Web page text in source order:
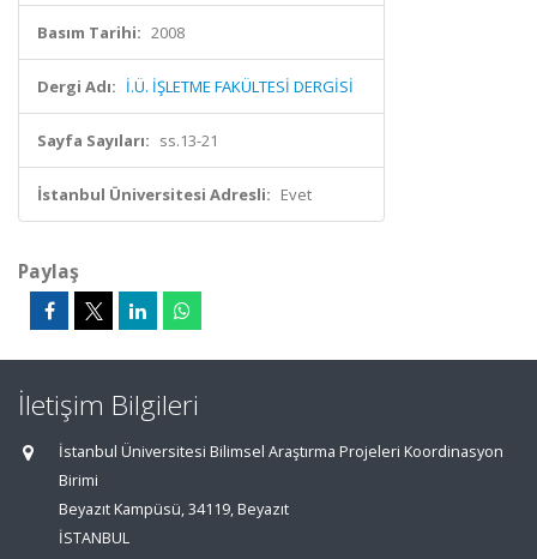
Basım Tarihi: 2008
Dergi Adı: İ.Ü. İŞLETME FAKÜLTESİ DERGİSİ
Sayfa Sayıları: ss.13-21
İstanbul Üniversitesi Adresli: Evet
Paylaş
İletişim Bilgileri
İstanbul Üniversitesi Bilimsel Araştırma Projeleri Koordinasyon
Birimi
Beyazıt Kampüsü, 34119, Beyazıt
İSTANBUL